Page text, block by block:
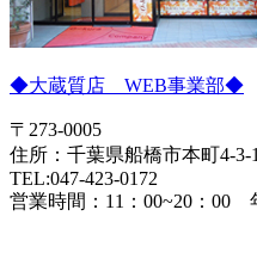
◆大蔵質店 WEB事業部◆
〒273-0005
住所：千葉県船橋市本町4-3-
TEL:047-423-0172
営業時間：11：00~20：00